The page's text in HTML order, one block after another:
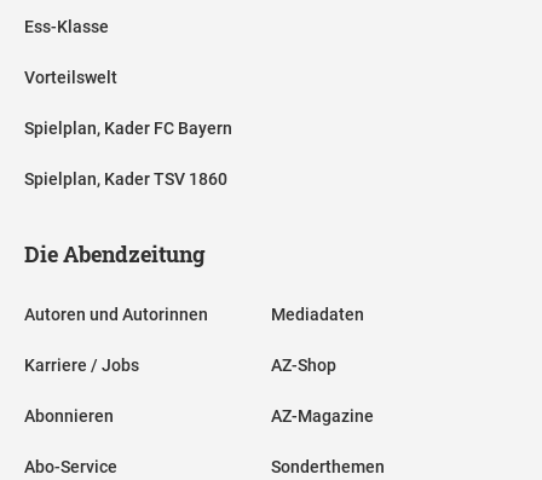
Ess-Klasse
Vorteilswelt
Spielplan, Kader FC Bayern
Spielplan, Kader TSV 1860
Die Abendzeitung
Autoren und Autorinnen
Karriere / Jobs
Abonnieren
Abo-Service
Mediadaten
AZ-Shop
AZ-Magazine
Sonderthemen